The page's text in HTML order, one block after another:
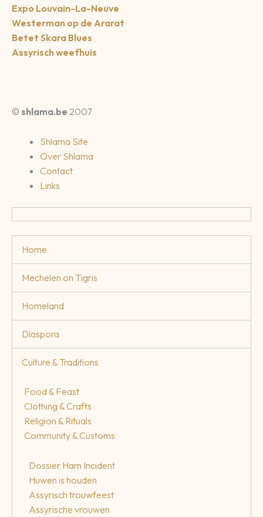
Expo Louvain-La-Neuve
Westerman op de Ararat
Betet Skara Blues
Assyrisch weefhuis
© shlama.be 2007
Shlama Site
Over Shlama
Contact
Links
Home
Mechelen on Tigris
Homeland
Diaspora
Culture & Traditions
Food & Feast
Clothing & Crafts
Religion & Rituals
Community & Customs
Dossier Ham Incident
Huwen is houden
Assyrisch trouwfeest
Assyrische vrouwen